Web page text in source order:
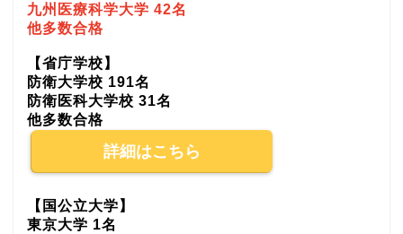
九州医療科学大学 42名
他多数合格
【省庁学校】
防衛大学校 191名
防衛医科大学校 31名
他多数合格
詳細はこちら
【国公立大学】
東京大学 1名